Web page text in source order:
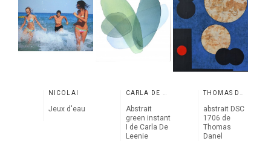
NICOLAÏ
Jeux d'eau
Abstrait
green instant
I de Carla De
Leenie
abstrait DSC
1706 de
Thomas
Danel